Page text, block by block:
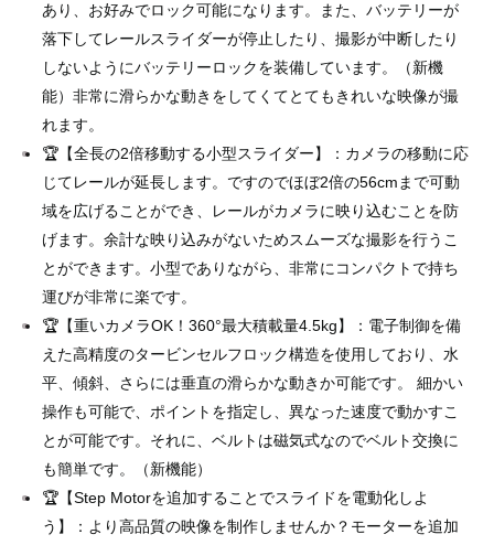
あり、お好みでロック可能になります。また、バッテリーが
落下してレールスライダーが停止したり、撮影が中断したり
しないようにバッテリーロックを装備しています。（新機
能）非常に滑らかな動きをしてくてとてもきれいな映像が撮
れます。
🏆【全長の2倍移動する小型スライダー】：カメラの移動に応
じてレールが延長します。ですのでほぼ2倍の56cmまで可動
域を広げることができ、レールがカメラに映り込むことを防
げます。余計な映り込みがないためスムーズな撮影を行うこ
とができます。小型でありながら、非常にコンパクトで持ち
運びが非常に楽です。
🏆【重いカメラOK！360°最大積載量4.5kg】：電子制御を備
えた高精度のタービンセルフロック構造を使用しており、水
平、傾斜、さらには垂直の滑らかな動きか可能です。 細かい
操作も可能で、ポイントを指定し、異なった速度で動かすこ
とが可能です。それに、ベルトは磁気式なのでベルト交換に
も簡単です。（新機能）
🏆【Step Motorを追加することでスライドを電動化しよ
う】：より高品質の映像を制作しませんか？モーターを追加